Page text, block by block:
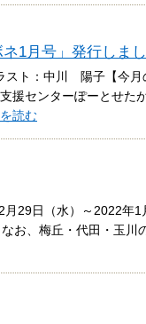
1月号」発行しま
スト：中川 陽子【今
援センターぽーとせた
読む
29日（水）～2022年
お、梅丘・代田・玉川